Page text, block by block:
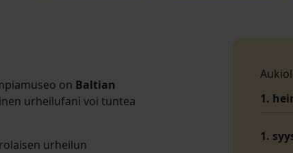
on Baltian
urheilufani voi tuntea
urheilun
1.
1.